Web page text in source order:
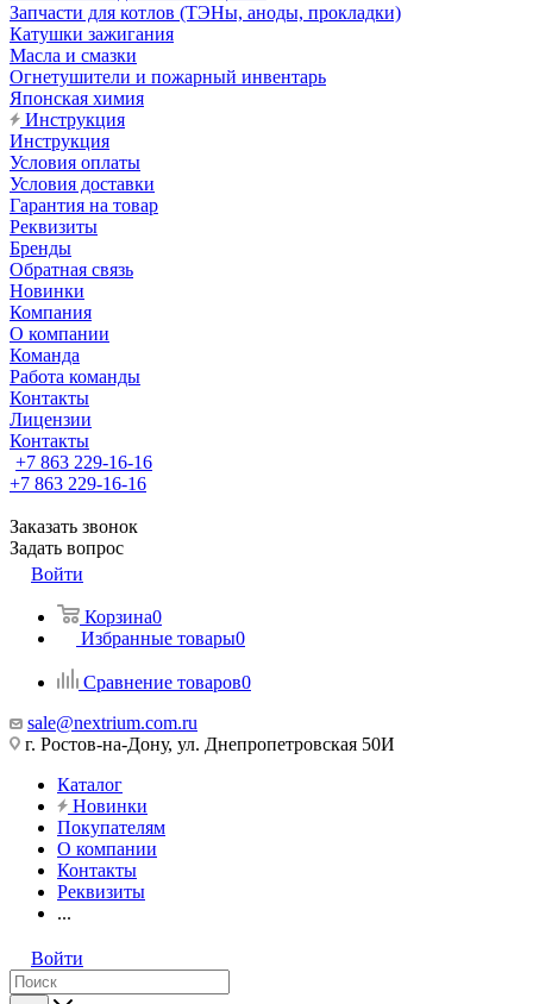
Запчасти для котлов (ТЭНы, аноды, прокладки)
Катушки зажигания
Масла и смазки
Огнетушители и пожарный инвентарь
Японская химия
Инструкция
Инструкция
Условия оплаты
Условия доставки
Гарантия на товар
Реквизиты
Бренды
Обратная связь
Новинки
Компания
О компании
Команда
Работа команды
Контакты
Лицензии
Контакты
+7 863 229-16-16
+7 863 229-16-16
Заказать звонок
Задать вопрос
Войти
Корзина0
Избранные товары0
Сравнение товаров0
sale@nextrium.com.ru
г. Ростов-на-Дону, ул. Днепропетровская 50И
Каталог
Новинки
Покупателям
О компании
Контакты
Реквизиты
...
Войти